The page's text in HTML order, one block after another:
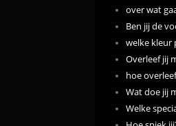
over wat
Ben jij de
welke kleur
Overleef jij
hoe
Wat doe jij
Welke